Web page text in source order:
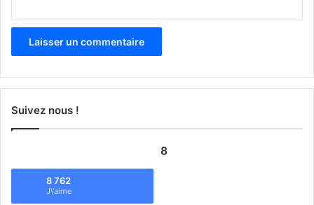
Suivez nous !
8
8 762
J\'aime